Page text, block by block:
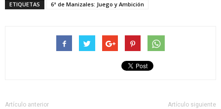
ETIQUETAS 6ª de Manizales: Juego y Ambición
Artículo anterior Artículo siguiente